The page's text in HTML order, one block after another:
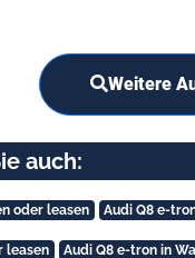
Weitere
auch:
oder leasen Audi Q8 e-
leasen Audi Q8 e-tron in